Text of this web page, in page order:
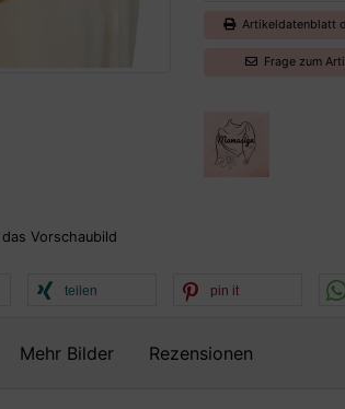
Vorschaubild
Artikeldatenblatt
Frage zum
teilen pin it
Mehr Bilder Rezensionen